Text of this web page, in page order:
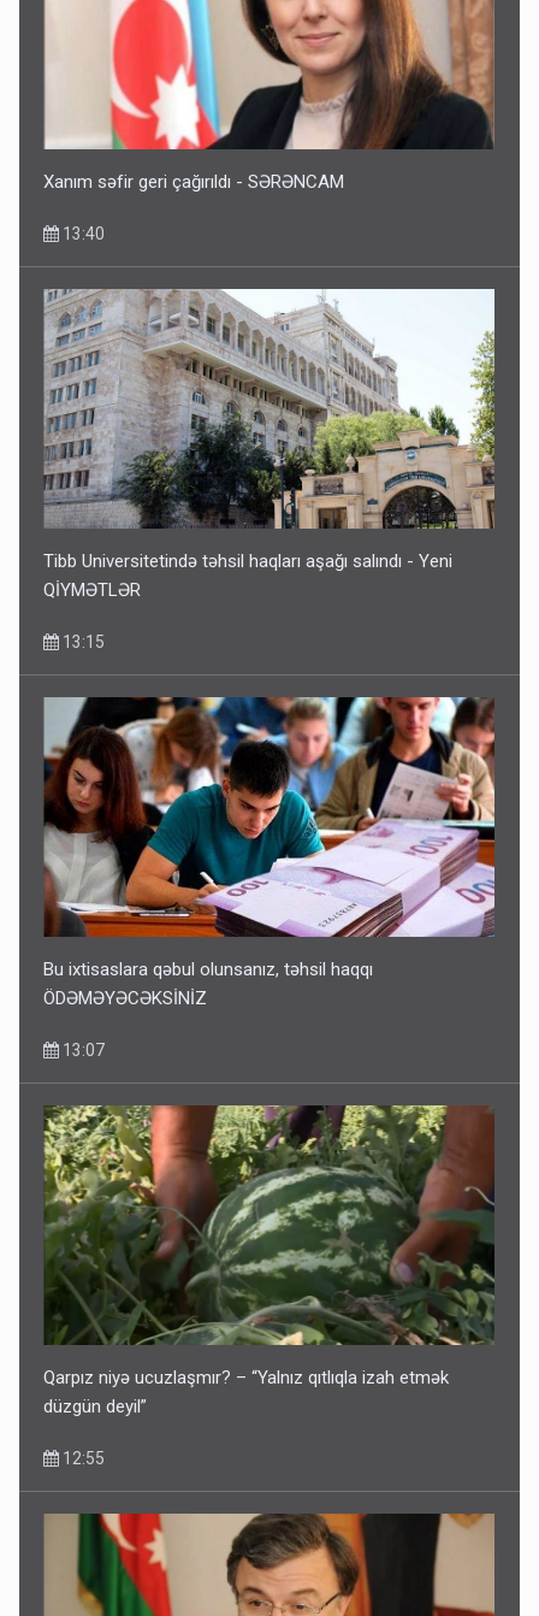
Xanım səfir geri çağırıldı - SƏRƏNCAM
13:40
Tibb Universitetində təhsil haqları aşağı salındı - Yeni
QİYMƏTLƏR
13:15
Bu ixtisaslara qəbul olunsanız, təhsil haqqı
ÖDƏMƏYƏCƏKSİNİZ
13:07
Qarpız niyə ucuzlaşmır? – “Yalnız qıtlıqla izah etmək
düzgün deyil”
12:55